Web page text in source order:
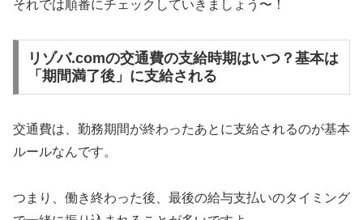
それでは順番にチェックしていきましょう〜！
リゾバ.comの交通費の支給時期はいつ？基本は
「期間満了後」に支給される
交通費は、勤務期間が終わったあとに支給されるのが基本
ルールなんです。
つまり、働き終わった後、最後の給与支払いのタイミング